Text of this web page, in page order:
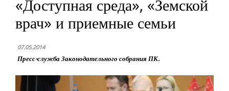
«Доступная среда», «Земской
врач» и приемные семьи
07.05.2014
Пресс-служба Законодательного собрания ПК.